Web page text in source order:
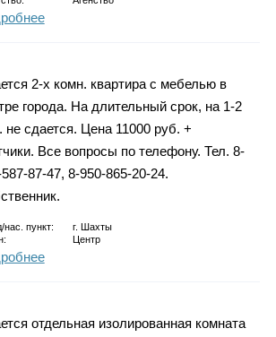
2-х комн. квартира с мебелью в
города. На длительный срок, на 1-2
не сдается. Цена 11000 руб. +
Все вопросы по телефону. Тел. 8-
87-47, 8-950-865-20-24.
нас. пункт: г.
Шахты
Центр
отдельная изолированная комната